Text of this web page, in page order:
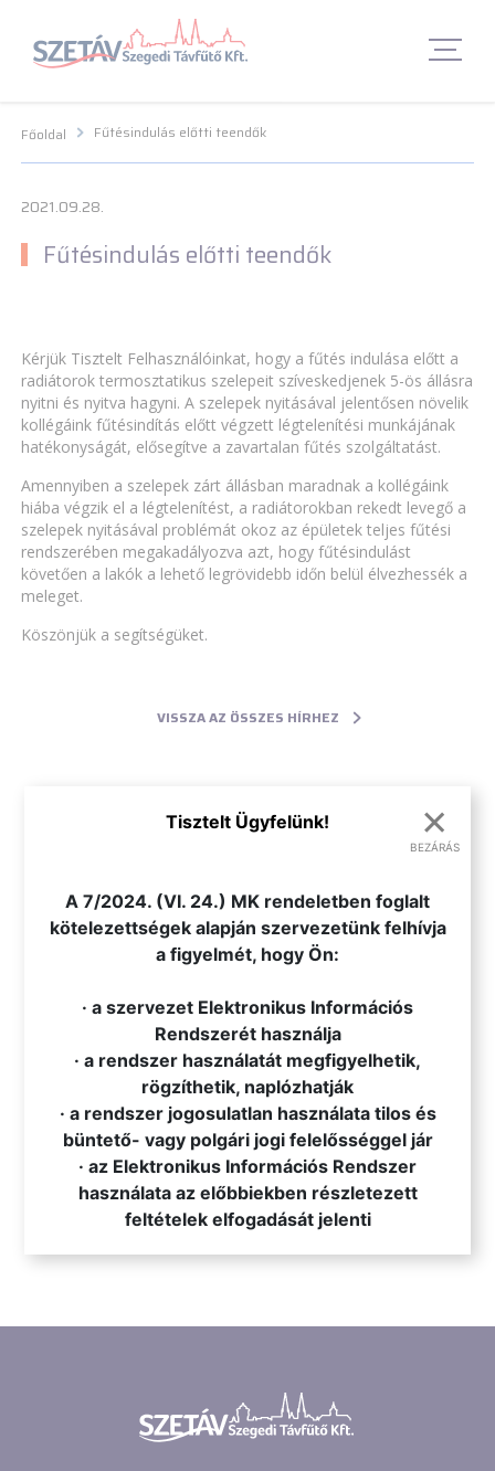
Navigációs menü segédlet
Fő Navigációs menü Fő Navigációs menü Fő tartalom Fő
Főoldal Fűtésindulás előtti teendők
2021.09.28.
Fűtésindulás előtti teendők
Kérjük Tisztelt Felhasználóinkat, hogy a fűtés indulása előtt a
radiátorok termosztatikus szelepeit szíveskedjenek 5-ös állásra
nyitni és nyitva hagyni. A szelepek nyitásával jelentősen növelik
kollégáink fűtésindítás előtt végzett légtelenítési munkájának
hatékonyságát, elősegítve a zavartalan fűtés szolgáltatást.
Amennyiben a szelepek zárt állásban maradnak a kollégáink
hiába végzik el a légtelenítést, a radiátorokban rekedt levegő a
szelepek nyitásával problémát okoz az épületek teljes fűtési
rendszerében megakadályozva azt, hogy fűtésindulást
követően a lakók a lehető legrövidebb időn belül élvezhessék a
meleget.
Köszönjük a segítségüket.
VISSZA AZ ÖSSZES HÍRHEZ
×
BEZÁRÁS
Tisztelt Ügyfelünk!
A 7/2024. (VI. 24.) MK rendeletben foglalt
kötelezettségek alapján szervezetünk felhívja
a figyelmét, hogy Ön:
· a szervezet Elektronikus Információs
Rendszerét használja
· a rendszer használatát megfigyelhetik,
rögzíthetik, naplózhatják
· a rendszer jogosulatlan használata tilos és
büntető- vagy polgári jogi felelősséggel jár
· az Elektronikus Információs Rendszer
használata az előbbiekben részletezett
feltételek elfogadását jelenti